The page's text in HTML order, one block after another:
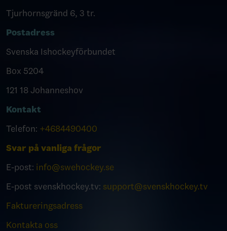
Tjurhornsgränd 6, 3 tr.
Postadress
Svenska Ishockeyförbundet
Box 5204
121 18 Johanneshov
Kontakt
Telefon: +4684490400
Svar på vanliga frågor
E-post: info@swehockey.se
E-post svenskhockey.tv: support@svenskhockey.tv
Faktureringsadress
Kontakta oss